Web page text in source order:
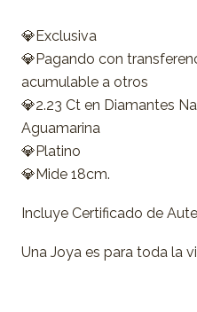
💎Exclusiva
💎Pagando con
acumulable a otros
💎2.23 Ct en Diamantes
Aguamarina
💎Platino
💎Mide 18cm.
Incluye Certificado de
Una Joya es para toda la